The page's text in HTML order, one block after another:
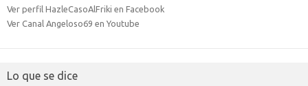
Ver perfil HazleCasoAlFriki en Facebook
Ver Canal Angeloso69 en Youtube
Lo que se dice